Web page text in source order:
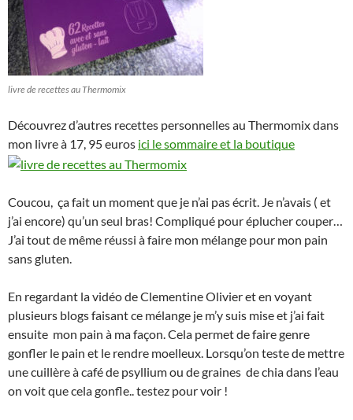
livre de recettes au Thermomix
Découvrez d’autres recettes personnelles au Thermomix dans
mon livre à 17, 95 euros ici le sommaire et la boutique
Coucou, ça fait un moment que je n’ai pas écrit. Je n’avais ( et
j’ai encore) qu’un seul bras! Compliqué pour éplucher couper…
J’ai tout de même réussi à faire mon mélange pour mon pain
sans gluten.
En regardant la vidéo de Clementine Olivier et en voyant
plusieurs blogs faisant ce mélange je m’y suis mise et j’ai fait
ensuite mon pain à ma façon. Cela permet de faire genre
gonfler le pain et le rendre moelleux. Lorsqu’on teste de mettre
une cuillère à café de psyllium ou de graines de chia dans l’eau
on voit que cela gonfle.. testez pour voir !